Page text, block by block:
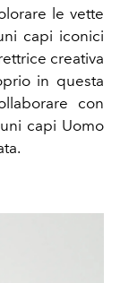
le vette
capi iconici
creativa
in questa
con
capi Uomo